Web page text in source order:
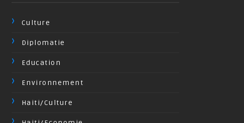
Culture
Diplomatie
Education
Environnement
Haiti/Culture